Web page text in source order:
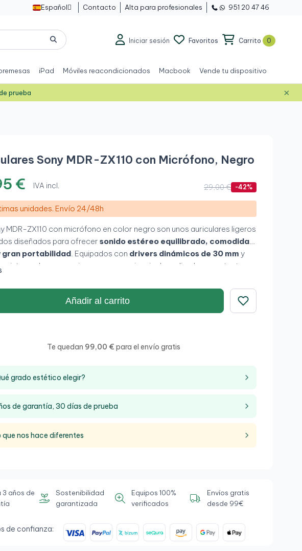
Español  Contacto Alta para profesionales 951 20 47 46
Iniciar sesión Favoritos Carrito 0
iPad Móviles reacondicionados Macbook Vende tu dispositivo
prueba ×
Sony MDR-ZX110 con Micrófono, Negro
€ IVA incl. 29,00 € -42%
unidades. Envío 24/48h
MDR-ZX110 con micrófono en color negro son unos auriculares ligeros
diseñados para ofrecer sonido estéreo equilibrado, comodidad
gran portabilidad. Equipados con drivers dinámicos de 30 mm y
integrado, proporcionan una experiencia de audio clara y potente
y ultraligerolos convierte en una excelente opción para
cómodamente a cualquier lugar.
Añadir al carrito
Te quedan 99,00 € para el envío gratis
grado estético elegir?
de garantía, 30 días de prueba
que nos hace diferentes
3 años de
Sostenibilidad
garantizada
Equipos 100%
verificados
Envíos gratis
desde 99€
de confianza: